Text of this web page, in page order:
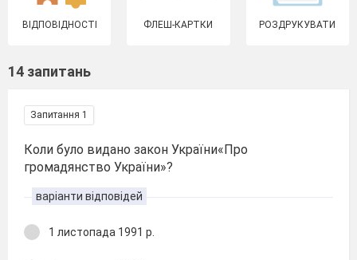
ВІДПОВІДНОСТІ ФЛЕШ-КАРТКИ РОЗДРУКУВАТИ
14 запитань
Запитання 1
Коли було видано закон України«Про
громадянство України»?
варіанти відповідей
1 листопада 1991 р.